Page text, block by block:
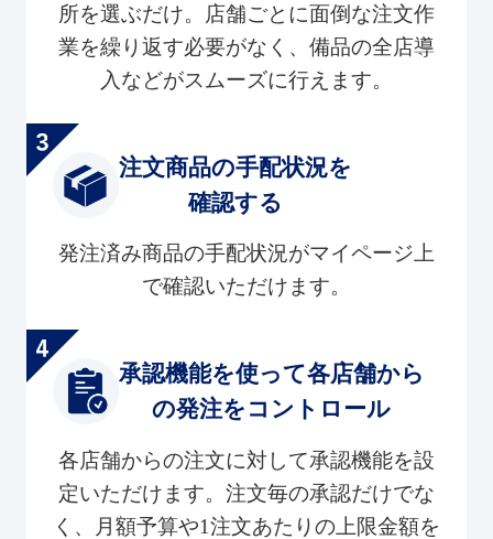
所を選ぶだけ。店舗ごとに面倒な注文作
業を繰り返す必要がなく、備品の全店導
入などがスムーズに行えます。
注文商品の手配状況を
確認する
発注済み商品の手配状況がマイページ上
で確認いただけます。
承認機能を使って各店舗から
の発注をコントロール
各店舗からの注文に対して承認機能を設
定いただけます。注文毎の承認だけでな
く、月額予算や1注文あたりの上限金額を